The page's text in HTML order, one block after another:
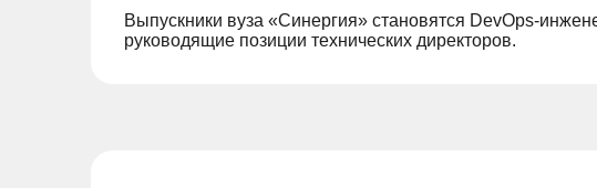
Выпускники вуза «Синергия» становятся DevOps-
руководящие позиции технических директоров.